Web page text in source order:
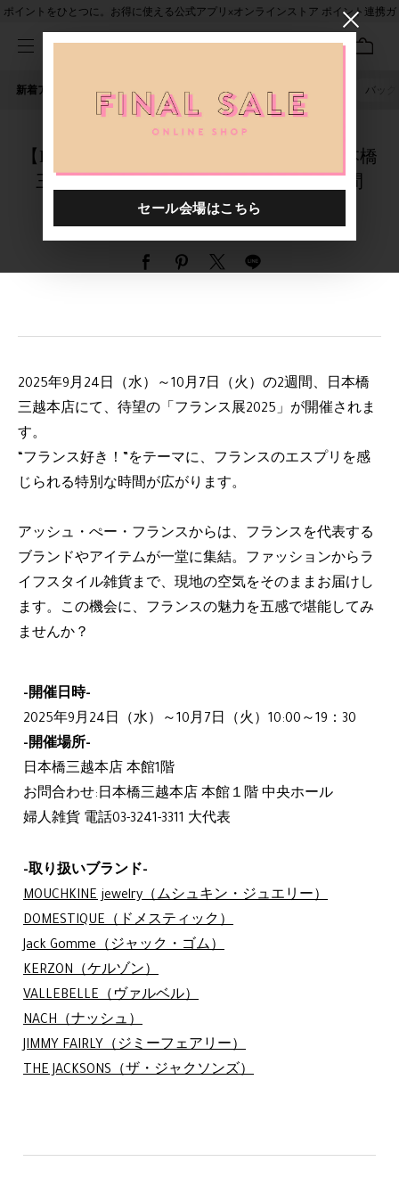
ポイントをひとつに。お得に使える公式アプリ×オンラインストア ポイント連携ガ
新着アイテム 人気ワード セール 40th限定 バッグ
【La vie en France フランスの暮らし】日本橋
三越本店で“フランス好き！”が集う2週間
9/24～10/7
2025年9月24日（水）～10月7日（火）の2週間、日本橋
三越本店にて、待望の「フランス展2025」が開催されま
す。
“フランス好き！”をテーマに、フランスのエスプリを感
じられる特別な時間が広がります。
アッシュ・ぺー・フランスからは、フランスを代表する
ブランドやアイテムが一堂に集結。ファッションからラ
イフスタイル雑貨まで、現地の空気をそのままお届けし
ます。この機会に、フランスの魅力を五感で堪能してみ
ませんか？
-開催日時-
2025年9月24日（水）～10月7日（火）10:00～19：30
-開催場所-
​日本橋三越本店 本館1階
お問合わせ:日本橋三越本店 本館１階 中央ホール
婦人雑貨 電話03-3241-3311 大代表
-取り扱いブランド-
MOUCHKINE jewelry（ムシュキン・ジュエリー）
DOMESTIQUE（ドメスティック）
Jack Gomme（ジャック・ゴム）
KERZON（ケルゾン）
VALLEBELLE（ヴァルベル）
NACH（ナッシュ）
JIMMY FAIRLY（ジミーフェアリー）
THE JACKSONS（ザ・ジャクソンズ）